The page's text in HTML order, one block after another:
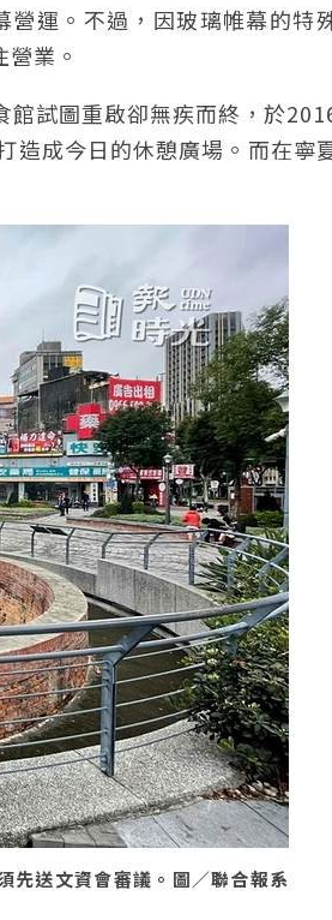
運。不過，因玻璃帷幕的特
業。
試圖重啟卻無疾而終，於
造成今日的休憩廣場。而在寧
先送文資會審議。圖／聯合報系